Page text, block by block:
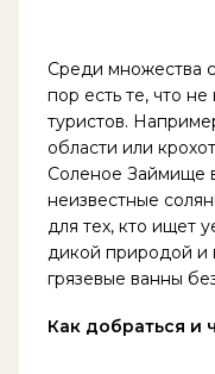
Среди множества
пор есть те, что
туристов.
области или
Соленое Займище
неизвестные
для тех, кто ищет
дикой природой и
грязевые ванны
Как добраться и